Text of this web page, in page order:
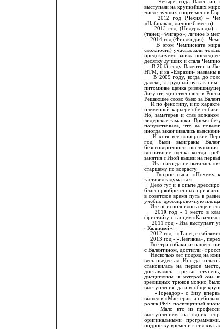
Четыре года Валентин и
выступали на крупнейших
числе лучших спортсменов
2012 год (Чехия) –
«Hafanana», личное 6 место).
2013 год (Нидерланды) –
(танец «Фигаро», личное 5
2014 год (Финляндия) -
В этом Чемпионате мира
сложности) участвовали
предсказуемо заняла
десятку лучших и стала
В 2013 году Валентин и
НТМ, и на «Евразии» названы
В 2009 году, когда до
далеко, а трудный путь к
питомнике щенка
Зизу от единственного в
Решающее слово было за
И по фенотипу, и по
племенной карьере обе
Но, заматерев и став вожаком
лидерские замашки. Время
почувствовала, что ее
иногда заканчивались
И хотя все юниорские
год были выиграны
безоговорочного
воспитание щенка всегда
занятия с Изой вышли на
Иза никогда не пыталась
старшему по возрасту.
Вопрос сына: «Почему
заставил задуматься.
Дело тут и в опыте
благоприобретенных
в советское время путь в
учебно-дрессировочную
Изе не исполнилось еще и
2010 год - 1 место в
фристайлу с танцем
2011 год - Иза выступает
«Калинкой».
2012 год - «Танец с
2013 год - «Лезгинка»,
Все три собаки из нашего
с Валентином, достигли
Несколько лет подряд на
весь пьедестал. Иногда
становилась на первое
доставалась третья
дисциплины, в которой она
зрелищных трюков можно
выступления, да и вообще
«Тореадор» с Зизу
вышел в «Мастера», а
ролик РКФ, посвященный
Мало кто из
выступлением на одних
оригинальными
подростку времени и сил